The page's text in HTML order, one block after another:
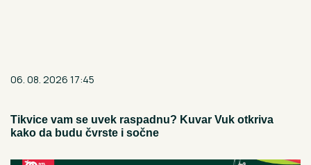
06. 08. 2026 17:45
Tikvice vam se uvek raspadnu? Kuvar Vuk otkriva
kako da budu čvrste i sočne